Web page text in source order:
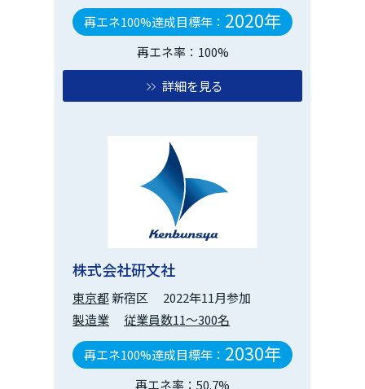
再エネ100%達成目標年： 2020年
再エネ率：100%
詳細を見る
株式会社研文社
東京都 新宿区
2022年11月参加
製造業
従業員数11～300名
再エネ100%達成目標年： 2030年
再エネ率：50.7%